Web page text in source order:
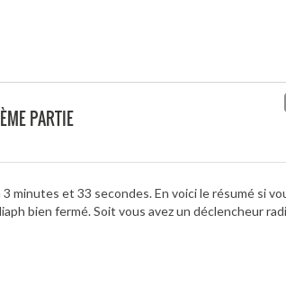
PARTIE
et 33 secondes. En voici le résumé si
bien fermé. Soit vous avez un déclencheur